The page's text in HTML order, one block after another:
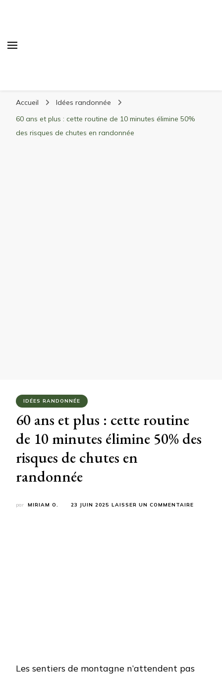
matériel, stations de ski
Accueil
Idées randonnée
60 ans et plus : cette routine de 10 minutes élimine 50%
des risques de chutes en randonnée
IDÉES RANDONNÉE
60 ans et plus : cette routine
de 10 minutes élimine 50% des
risques de chutes en
randonnée
par MIRIAM O. 23 JUIN 2025 LAISSER UN COMMENTAIRE
Les sentiers de montagne n’attendent pas